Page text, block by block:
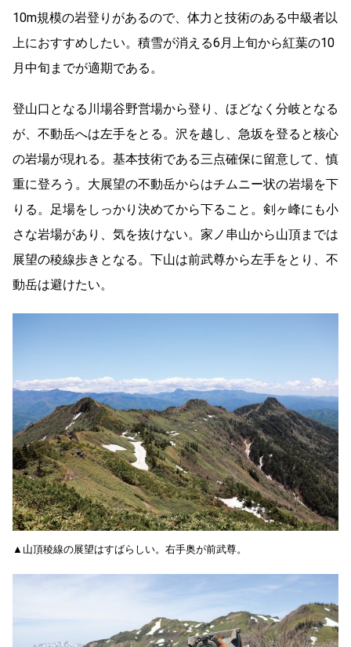
10m規模の岩登りがあるので、体力と技術のある中級者以
上におすすめしたい。積雪が消える6月上旬から紅葉の10
月中旬までが適期である。
登山口となる川場谷野営場から登り、ほどなく分岐となる
が、不動岳へは左手をとる。沢を越し、急坂を登ると核心
の岩場が現れる。基本技術である三点確保に留意して、慎
重に登ろう。大展望の不動岳からはチムニー状の岩場を下
りる。足場をしっかり決めてから下ること。剣ヶ峰にも小
さな岩場があり、気を抜けない。家ノ串山から山頂までは
展望の稜線歩きとなる。下山は前武尊から左手をとり、不
動岳は避けたい。
▲山頂稜線の展望はすばらしい。右手奥が前武尊。